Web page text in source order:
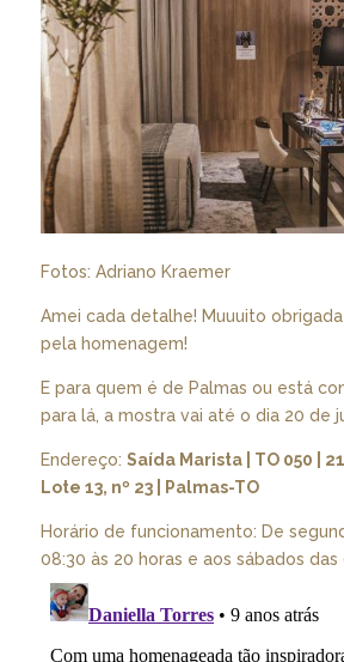
Fotos: Adriano Kraemer
Amei cada detalhe! Muuuito
pela homenagem!
E para quem é de Palmas ou está
para lá, a mostra vai até o dia 20 de
Endereço: Saída Marista | TO 050 |
Lote 13, nº 23 | Palmas-TO
Horário de funcionamento: De
08:30 às 20 horas e aos sábados das